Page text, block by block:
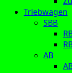
Triebwagen
SBB
AB